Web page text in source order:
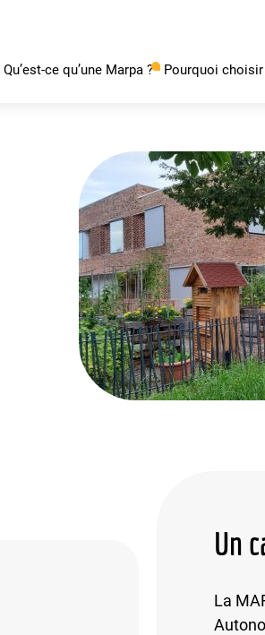
Qu’est-ce qu’une Marpa ? Pourquoi choisir
Un
La